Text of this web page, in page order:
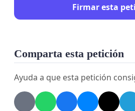
Firmar esta
Comparta esta petición
Ayuda a que esta petición